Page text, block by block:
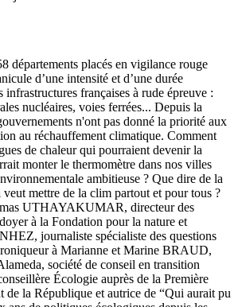
départements placés en vigilance rouge
d’une intensité et d’une durée
infrastructures françaises à rude épreuve :
nucléaires, voies ferrées... Depuis la
n'ont pas donné la priorité aux
au réchauffement climatique. Comment
de chaleur qui pourraient devenir la
monter le thermomètre dans nos villes
ambitieuse ? Que dire de la
mettre de la clim partout et pour tous ?
UTHAYAKUMAR, directeur des
à la Fondation pour la nature et
journaliste spécialiste des questions
à Marianne et Marine BRAUD,
société de conseil en transition
Écologie auprès de la Première
de la République et autrice de “Qui aurait pu